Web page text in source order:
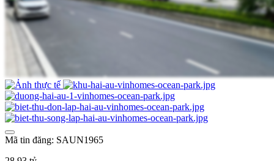
Mã tin đăng: SAUN1965